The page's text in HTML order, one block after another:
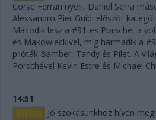
Corse Ferrari nyeri, Daniel Serra
Alessandro Pier Guidi először
Második lesz a #91-es Porsche, a
és Makowieckivel, míg harmadik a
pilóták Bamber, Tandy és Pilet. A
Porschével Kevin Estre és Michael
14:51
Jó szokásunkhoz híven